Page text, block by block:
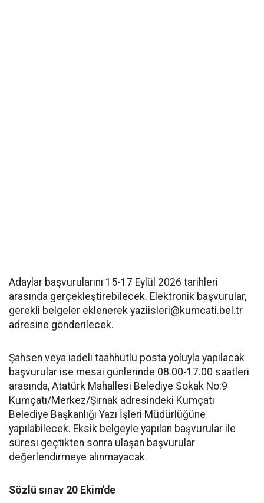
Adaylar başvurularını 15-17 Eylül 2026 tarihleri
arasında gerçekleştirebilecek. Elektronik başvurular,
gerekli belgeler eklenerek yaziisleri@kumcati.bel.tr
adresine gönderilecek.
Şahsen veya iadeli taahhütlü posta yoluyla yapılacak
başvurular ise mesai günlerinde 08.00-17.00 saatleri
arasında, Atatürk Mahallesi Belediye Sokak No:9
Kumçatı/Merkez/Şırnak adresindeki Kumçatı
Belediye Başkanlığı Yazı İşleri Müdürlüğüne
yapılabilecek. Eksik belgeyle yapılan başvurular ile
süresi geçtikten sonra ulaşan başvurular
değerlendirmeye alınmayacak.
Sözlü sınav 20 Ekim'de